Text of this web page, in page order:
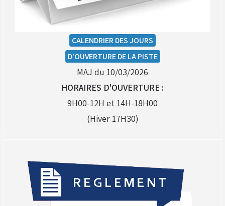
CALENDRIER DES JOURS
D'OUVERTURE DE LA PISTE
MAJ du 10/03/2026
HORAIRES D'OUVERTURE :
9H00-12H et 14H-18H00
(Hiver 17H30)